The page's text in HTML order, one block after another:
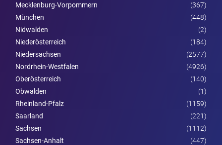
Mecklenburg-Vorpommern
(367)
München
(448)
Nidwalden
(2)
Nieder­österreich
(184)
Niedersachsen
(2577)
Nordrhein-Westfalen
(4926)
Ober­österreich
(140)
Obwalden
(1)
Rheinland-Pfalz
(1159)
Saarland
(221)
Sachsen
(1112)
Sachsen-Anhalt
(447)